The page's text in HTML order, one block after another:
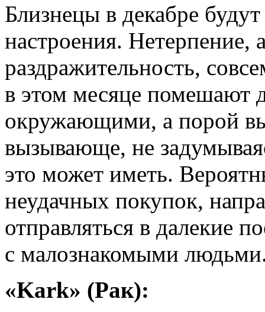
Близнецы в декабре
настроения. Нетерпение,
раздражительность,
в этом месяце помешают
окружающими, а порой вы
вызывающе, не
это может иметь.
неудачных покупок,
отправляться в далекие
с малознакомыми
«Kark» (Рак):